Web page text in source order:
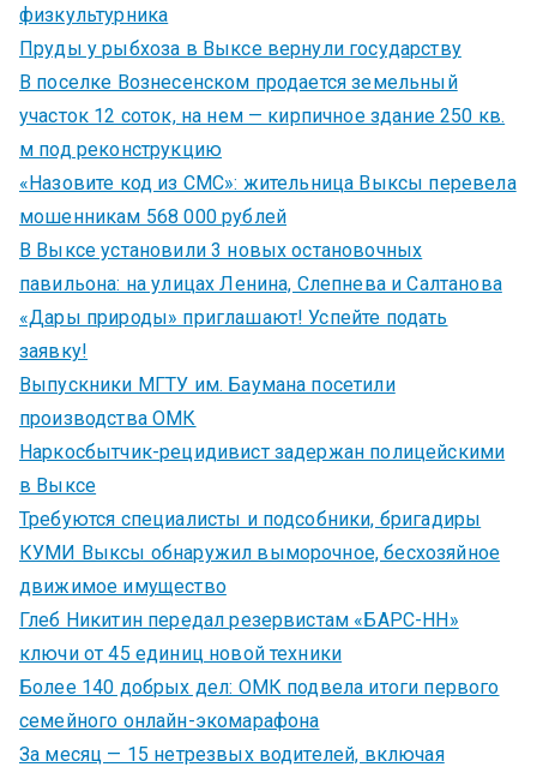
физкультурника
Пруды у рыбхоза в Выксе вернули государству
В поселке Вознесенском продается земельный
участок 12 соток, на нем — кирпичное здание 250 кв.
м под реконструкцию
«Назовите код из СМС»: жительница Выксы перевела
мошенникам 568 000 рублей
В Выксе установили 3 новых остановочных
павильона: на улицах Ленина, Слепнева и Салтанова
«Дары природы» приглашают! Успейте подать
заявку!
Выпускники МГТУ им. Баумана посетили
производства ОМК
Наркосбытчик-рецидивист задержан полицейскими
в Выксе
Требуются специалисты и подсобники, бригадиры
КУМИ Выксы обнаружил выморочное, бесхозяйное
движимое имущество
Глеб Никитин передал резервистам «БАРС-НН»
ключи от 45 единиц новой техники
Более 140 добрых дел: ОМК подвела итоги первого
семейного онлайн-экомарафона
За месяц — 15 нетрезвых водителей, включая